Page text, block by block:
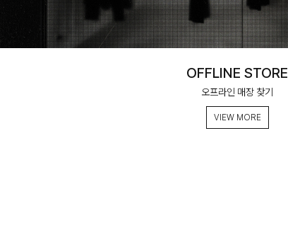
OFFLINE STORE
오프라인 매장 찾기
VIEW MORE